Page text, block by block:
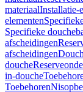
materiaalInstallatie-
elementen
Specifieke
afscheidingen
afscheidingen
douche
in-douche
Toebehoren